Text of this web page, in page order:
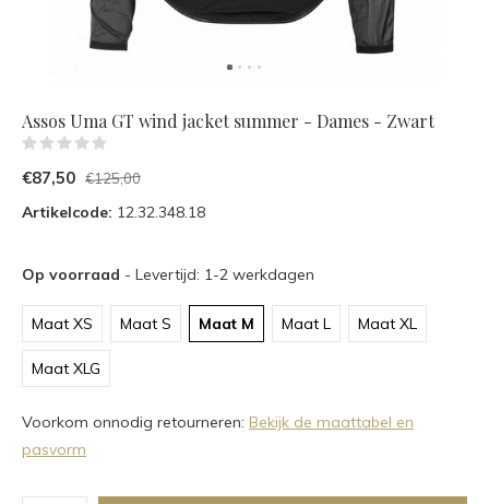
Assos Uma GT wind jacket summer - Dames - Zwart
€87,50 €125,00
Artikelcode: 12.32.348.18
Op voorraad - Levertijd: 1-2 werkdagen
Maat XS Maat S Maat M Maat L Maat XL
Maat XLG
Voorkom onnodig retourneren: Bekijk de maattabel en
pasvorm